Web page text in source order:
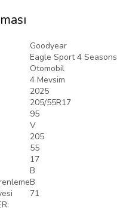
Goodyear
Eagle Sport 4 Seasons
Otomobil
4 Mevsim
2025
205/55R17
95
V
205
55
17
B
B
71